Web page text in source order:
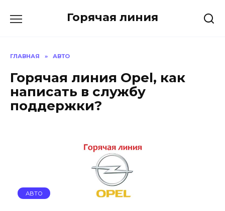
Горячая линия
ГЛАВНАЯ » АВТО
Горячая линия Opel, как
написать в службу
поддержки?
АВТО